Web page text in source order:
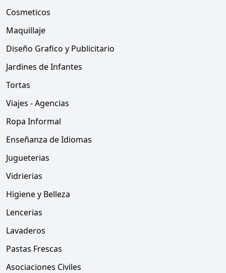
Cosmeticos
Maquillaje
Diseño Grafico y Publicitario
Jardines de Infantes
Tortas
Viajes - Agencias
Ropa Informal
Enseñanza de Idiomas
Jugueterias
Vidrierias
Higiene y Belleza
Lencerias
Lavaderos
Pastas Frescas
Asociaciones Civiles